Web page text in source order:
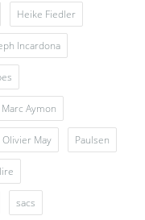
Heike Fiedler
Incardona
Marc Aymon
Olivier May Paulsen
sacs